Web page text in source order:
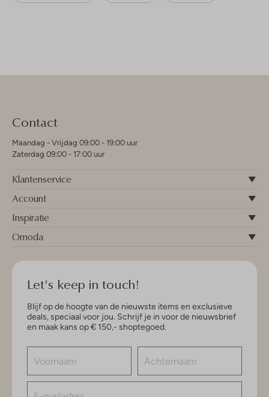
Contact
Maandag - Vrijdag 09:00 - 19:00 uur
Zaterdag 09:00 - 17:00 uur
Klantenservice
Account
Inspiratie
Omoda
Let's keep in touch!
Blijf op de hoogte van de nieuwste items en exclusieve
deals, speciaal voor jou. Schrijf je in voor de nieuwsbrief
en maak kans op € 150,- shoptegoed.